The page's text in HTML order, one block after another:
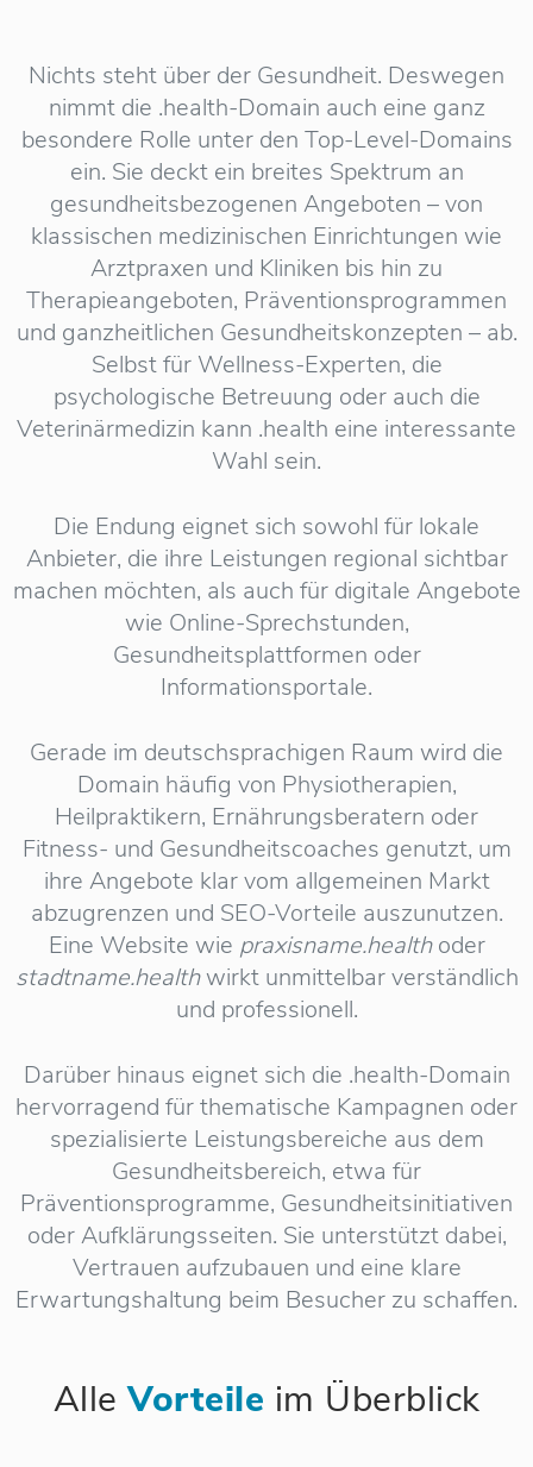
Nichts steht über der Gesundheit. Deswegen
nimmt die .health-Domain auch eine ganz
besondere Rolle unter den Top-Level-Domains
ein. Sie deckt ein breites Spektrum an
gesundheitsbezogenen Angeboten – von
klassischen medizinischen Einrichtungen wie
Arztpraxen und Kliniken bis hin zu
Therapieangeboten, Präventionsprogrammen
und ganzheitlichen Gesundheitskonzepten – ab.
Selbst für Wellness-Experten, die
psychologische Betreuung oder auch die
Veterinärmedizin kann .health eine interessante
Wahl sein.
Die Endung eignet sich sowohl für lokale
Anbieter, die ihre Leistungen regional sichtbar
machen möchten, als auch für digitale Angebote
wie Online-Sprechstunden,
Gesundheitsplattformen oder
Informationsportale.
Gerade im deutschsprachigen Raum wird die
Domain häufig von Physiotherapien,
Heilpraktikern, Ernährungsberatern oder
Fitness- und Gesundheitscoaches genutzt, um
ihre Angebote klar vom allgemeinen Markt
abzugrenzen und SEO-Vorteile auszunutzen.
Eine Website wie praxisname.healthoder
stadtname.healthwirkt unmittelbar verständlich
und professionell.
Darüber hinaus eignet sich die .health-Domain
hervorragend für thematische Kampagnen oder
spezialisierte Leistungsbereiche aus dem
Gesundheitsbereich, etwa für
Präventionsprogramme, Gesundheitsinitiativen
oder Aufklärungsseiten. Sie unterstützt dabei,
Vertrauen aufzubauen und eine klare
Erwartungshaltung beim Besucher zu schaffen.
AlleVorteile im Überblick